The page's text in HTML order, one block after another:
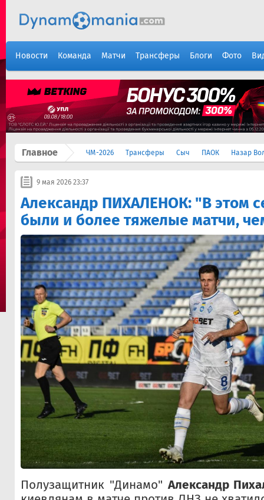
Новости Команда Матчи Трансферы Блоги Фото
Главное ЧМ-2026 Трансферы Сыч ПАОК Назар
9 мая 2026 23:37
Александр ПИХАЛЕНОК: "В этом
были и более тяжелые матчи,
Полузащитник "Динамо" Александр